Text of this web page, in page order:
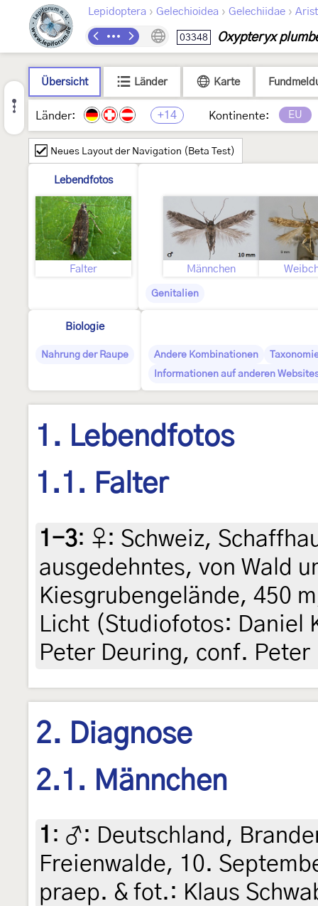
Lepidoptera › Gelechioidea › Gelechiidae ›
03348 Oxypteryx
Übersicht Länder Karte
Länder: +14 Kontinente: EU
Neues Layout der Navigation (Beta Test)
Lebendfotos
Falter Männchen
Genitalien
Biologie
Nahrung der Raupe Andere Kombinationen
Informationen auf anderen
1. Lebendfotos
1.1. Falter
1-3: ♀: Schweiz,
ausgedehntes, von Wald
Kiesgrubengelände, 450
Licht (Studiofotos: Daniel
Peter Deuring, conf.
2. Diagnose
2.1. Männchen
1 : ♂: Deutschland,
Freienwalde, 10.
praep. & fot.: Klaus